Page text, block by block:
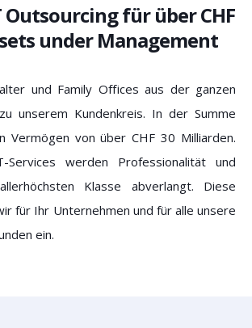
Outsourcing für über CHF
under Management
und Family Offices aus der ganzen
unserem Kundenkreis. In der Summe
Vermögen von über CHF 30 Milliarden.
Services werden Professionalität und
Klasse abverlangt. Diese
für Ihr Unternehmen und für alle unsere
ein.